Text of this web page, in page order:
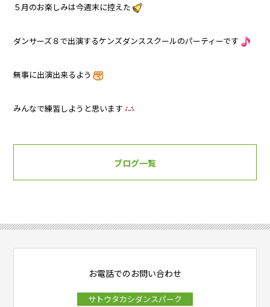
５月のお楽しみは今週末に控えた
ダンサーズ８で出演するケンズダンススクールのパーティーです
無事に出演出来るよう
みんなで練習しようと思います
ブログ一覧
お電話でのお問い合わせ
サトウタカシダンスパーク